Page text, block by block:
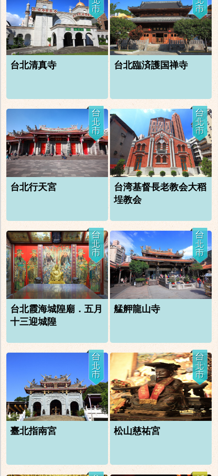
台北清真寺 台北臨済護国禅寺
台北行天宮
台湾基督長老教会大稻
埕教会
台北霞海城隍廟．五月
十三迎城隍
艋舺龍山寺
臺北指南宮 松山慈祐宮